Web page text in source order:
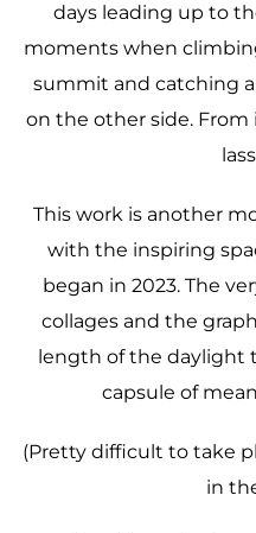
days leading up to
moments when
summit and catching
on the other side.
This work is another
with the inspiring
began in 2023. The
collages and the
length of the daylight
capsule of
(Pretty difficult to take
in